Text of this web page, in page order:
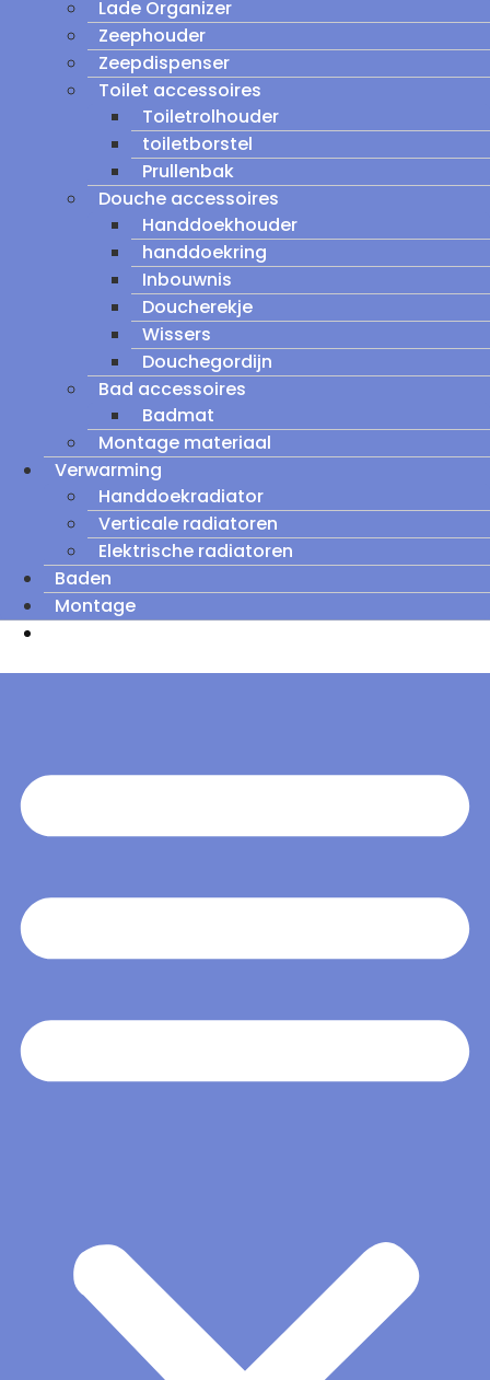
Lade Organizer
Zeephouder
Zeepdispenser
Toilet accessoires
Toiletrolhouder
toiletborstel
Prullenbak
Douche accessoires
Handdoekhouder
handdoekring
Inbouwnis
Doucherekje
Wissers
Douchegordijn
Bad accessoires
Badmat
Montage materiaal
Verwarming
Handdoekradiator
Verticale radiatoren
Elektrische radiatoren
Baden
Montage